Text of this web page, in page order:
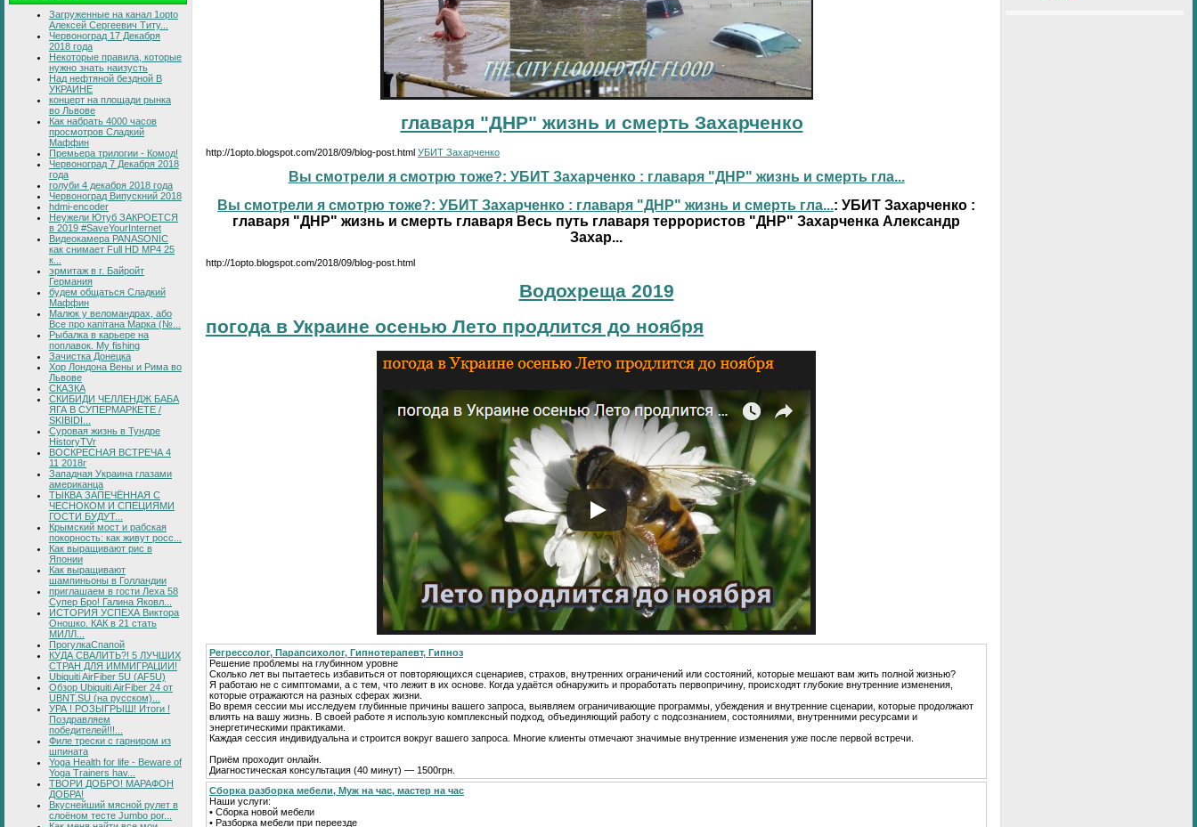
Загруженные на канал 1opto
Алексей Сергеевич Титу...
Червоноград 17 Декабря
2018 года
Некоторые правила, которые
нужно знать наизусть
Над нефтяной бездной В
УКРАИНЕ
концерт на площади рынка
во Львове
Как набрать 4000 часов
просмотров Сладкий
Маффин
Премьера трилогии - Комод!
Червоноград 7 Декабря 2018
года
голуби 4 декабря 2018 года
Червоноград Випускний 2018
hdmi-encoder
Неужели Ютуб ЗАКРОЕТСЯ
в 2019 #SaveYourInternet
Видеокамера PANASONIC
как снимает Full HD MP4 25
к...
эрмитаж в г. Байройт
Германия
будем общаться Сладкий
Маффин
Малюк у веломандрах, або
Все про капітана Марка (№...
Рыбалка в карьере на
поплавок. My fishing
Зачистка Донецка
Хор Лондона Вены и Рима во
Львове
СКАЗКА
СКИБИДИ ЧЕЛЛЕНДЖ БАБА
ЯГА В СУПЕРМАРКЕТЕ /
SKIBIDI...
Суровая жизнь в Тундре
HistoryTVr
ВОСКРЕСНАЯ ВСТРЕЧА 4
11 2018г
Западная Украина глазами
американца
ТЫКВА ЗАПЕЧЁННАЯ С
ЧЕСНОКОМ И СПЕЦИЯМИ
ГОСТИ БУДУТ...
Крымский мост и рабская
покорность: как живут росс...
Как выращивают рис в
Японии
Как выращивают
шампиньоны в Голландии
приглашаем в гости Леха 58
Супер Бро! Галина Яковл...
ИСТОРИЯ УСПЕХА Виктора
Оношко. КАК в 21 стать
МИЛЛ...
ПрогулкаСпапой
КУДА СВАЛИТЬ?! 5 ЛУЧШИХ
СТРАН ДЛЯ ИММИГРАЦИИ!
Ubiquiti AirFiber 5U (AF5U)
Обзор Ubiquiti AirFiber 24 от
UBNT.SU (на русском)...
УРА ! РОЗЫГРЫШ! Итоги !
Поздравляем
победителей!!!...
Филе трески с гарниром из
шпината
Yoga Health for life - Beware of
Yoga Trainers hav...
ТВОРИ ДОБРО! МАРАФОН
ДОБРА!
Вкуснейший мясной рулет в
слоёном тесте Jumbo por...
главаря "ДНР" жизнь и смерть Захарченко
http://1opto.blogspot.com/2018/09/blog-post.html УБИТ Захарченко
Вы смотрели я смотрю тоже?: УБИТ Захарченко : главаря "ДНР" жизнь и смерть гла...
Вы смотрели я смотрю тоже?: УБИТ Захарченко : главаря "ДНР" жизнь и смерть гла...: УБИТ Захарченко :
главаря "ДНР" жизнь и смерть главаря Весь путь главаря террористов "ДНР" Захарченка Александр
Захар...
http://1opto.blogspot.com/2018/09/blog-post.html
Водохреща 2019
погода в Украине осенью Лето продлится до ноября
Регрессолог, Парапсихолог, Гипнотерапевт, Гипноз
Решение проблемы на глубинном уровне
Сколько лет вы пытаетесь избавиться от повторяющихся сценариев, страхов, внутренних ограничений или состояний, которые мешают вам жить полной жизнью?
Я работаю не с симптомами, а с тем, что лежит в их основе. Когда удаётся обнаружить и проработать первопричину, происходят глубокие внутренние изменения,
которые отражаются на разных сферах жизни.
Во время сессии мы исследуем глубинные причины вашего запроса, выявляем ограничивающие программы, убеждения и внутренние сценарии, которые продолжают
влиять на вашу жизнь. В своей работе я использую комплексный подход, объединяющий работу с подсознанием, состояниями, внутренними ресурсами и
энергетическими практиками.
Каждая сессия индивидуальна и строится вокруг вашего запроса. Многие клиенты отмечают значимые внутренние изменения уже после первой встречи.
Приём проходит онлайн.
Диагностическая консультация (40 минут) — 1500грн.
Сборка разборка мебели, Муж на час, мастер на час
Наши услуги:
• Сборка новой мебели
• Разборка мебели при переезде